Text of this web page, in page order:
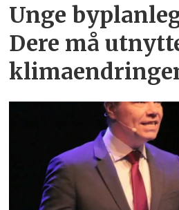
Unge
Dere må